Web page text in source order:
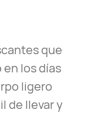
que
los días
ligero
de llevar y